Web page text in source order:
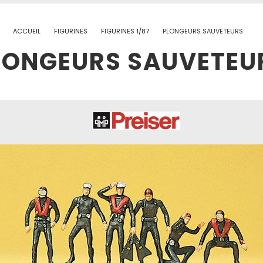
ACCUEIL FIGURINES FIGURINES 1/87 PLONGEURS SAUVETEURS